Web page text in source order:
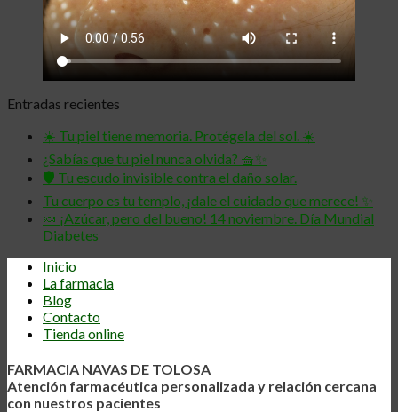
Entradas recientes
☀️ Tu piel tiene memoria. Protégela del sol. ☀️
¿Sabías que tu piel nunca olvida? 🧺✨
🛡️ Tu escudo invisible contra el daño solar.
Tu cuerpo es tu templo, ¡dale el cuidado que merece! ✨
🍬 ¡Azúcar, pero del bueno! 14 noviembre. Día Mundial
Diabetes
Inicio
La farmacia
Blog
Contacto
Tienda online
FARMACIA NAVAS DE TOLOSA
Atención farmacéutica personalizada y relación cercana
con nuestros pacientes